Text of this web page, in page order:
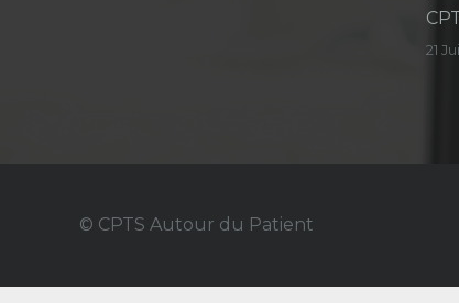
21
© CPTS Autour du Patient